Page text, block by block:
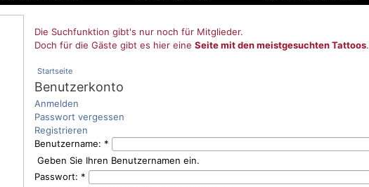
Die Suchfunktion gibt's nur noch für Mitglieder.
Doch für die Gäste gibt es hier eine Seite mit den meistgesuchten Tattoos.
Startseite
Benutzerkonto
Anmelden
Passwort vergessen
Registrieren
Benutzername: *
Geben Sie Ihren Benutzernamen ein.
Passwort: *